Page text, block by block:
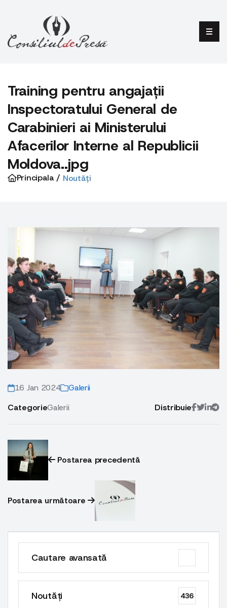
Training pentru angajații
Inspectoratului General de
Carabinieri ai Ministerului
Afacerilor Interne al Republicii
Moldova..jpg
Principala / Noutăți
16 Jan 2024
Galerii
CategorieGalerii Distribuie
Postarea precedentă
Postarea următoare
Cautare avansată
Noutăți 436